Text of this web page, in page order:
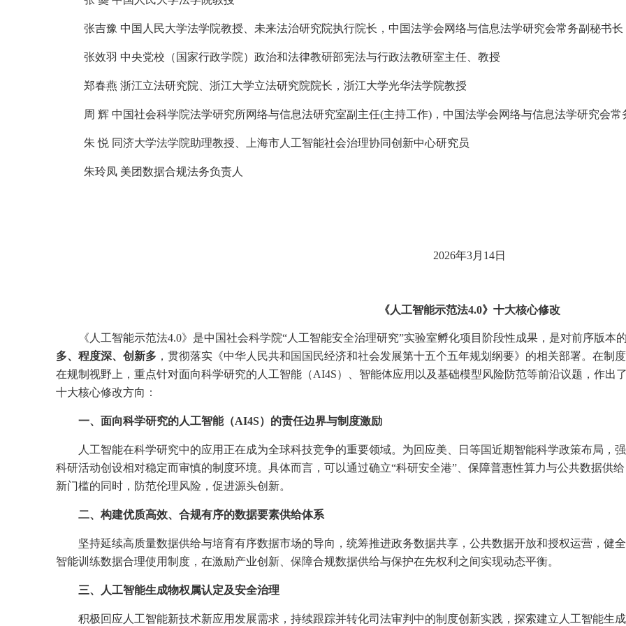
张吉豫 中国人民大学法学院教授、未来法治研究院执行院长，中国法学会网络与信息法学研究会常务副秘书长
张效羽 中央党校（国家行政学院）政治和法律教研部宪法与行政法教研室主任、教授
郑春燕 浙江立法研究院、浙江大学立法研究院院长，浙江大学光华法学院教授
周 辉 中国社会科学院法学研究所网络与信息法研究室副主任(主持工作)，中国法学会网络与信息法学研究会常
朱 悦 同济大学法学院助理教授、上海市人工智能社会治理协同创新中心研究员
朱玲凤 美团数据合规法务负责人
2026年3月14日
《人工智能示范法4.0》十大核心修改
《人工智能示范法4.0》是中国社会科学院“人工智能安全治理研究”实验室孵化项目阶段性成果，是对前序版本
多、程度深、创新多 ，贯彻落实《中华人民共和国国民经济和社会发展第十五个五年规划纲要》的相关部署。在制
在规制视野上，重点针对面向科学研究的人工智能（AI4S）、智能体应用以及基础模型风险防范等前沿议题，作出
十大核心修改方向：
一、面向科学研究的人工智能（AI4S）的责任边界与制度激励
人工智能在科学研究中的应用正在成为全球科技竞争的重要领域。为回应美、日等国近期智能科学政策布局，
科研活动创设相对稳定而审慎的制度环境。具体而言，可以通过确立“科研安全港”、保障普惠性算力与公共数据供
新门槛的同时，防范伦理风险，促进源头创新。
二、构建优质高效、合规有序的数据要素供给体系
坚持延续高质量数据供给与培育有序数据市场的导向，统筹推进政务数据共享，公共数据开放和授权运营，健
智能训练数据合理使用制度，在激励产业创新、保障合规数据供给与保护在先权利之间实现动态平衡。
三、人工智能生成物权属认定及安全治理
积极回应人工智能新技术新应用发展需求，持续跟踪并转化司法审判中的制度创新实践，探索建立人工智能生